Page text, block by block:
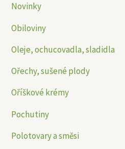
Novinky
Obiloviny
Oleje, ochucovadla, sladidla
Ořechy, sušené plody
Oříškové krémy
Pochutiny
Polotovary a směsi